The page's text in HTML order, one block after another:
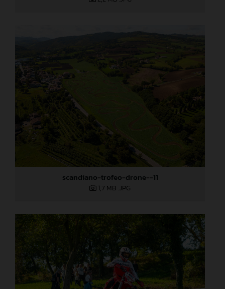
scandiano-trofeo-drone--11
1,7 MB .JPG